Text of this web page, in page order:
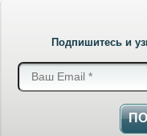
Подпишитесь и